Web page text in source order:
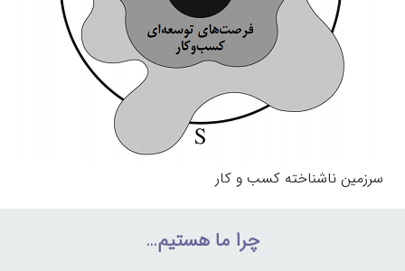
سرزمین ناشناخته کسب و کار
چرا ما هستیم…